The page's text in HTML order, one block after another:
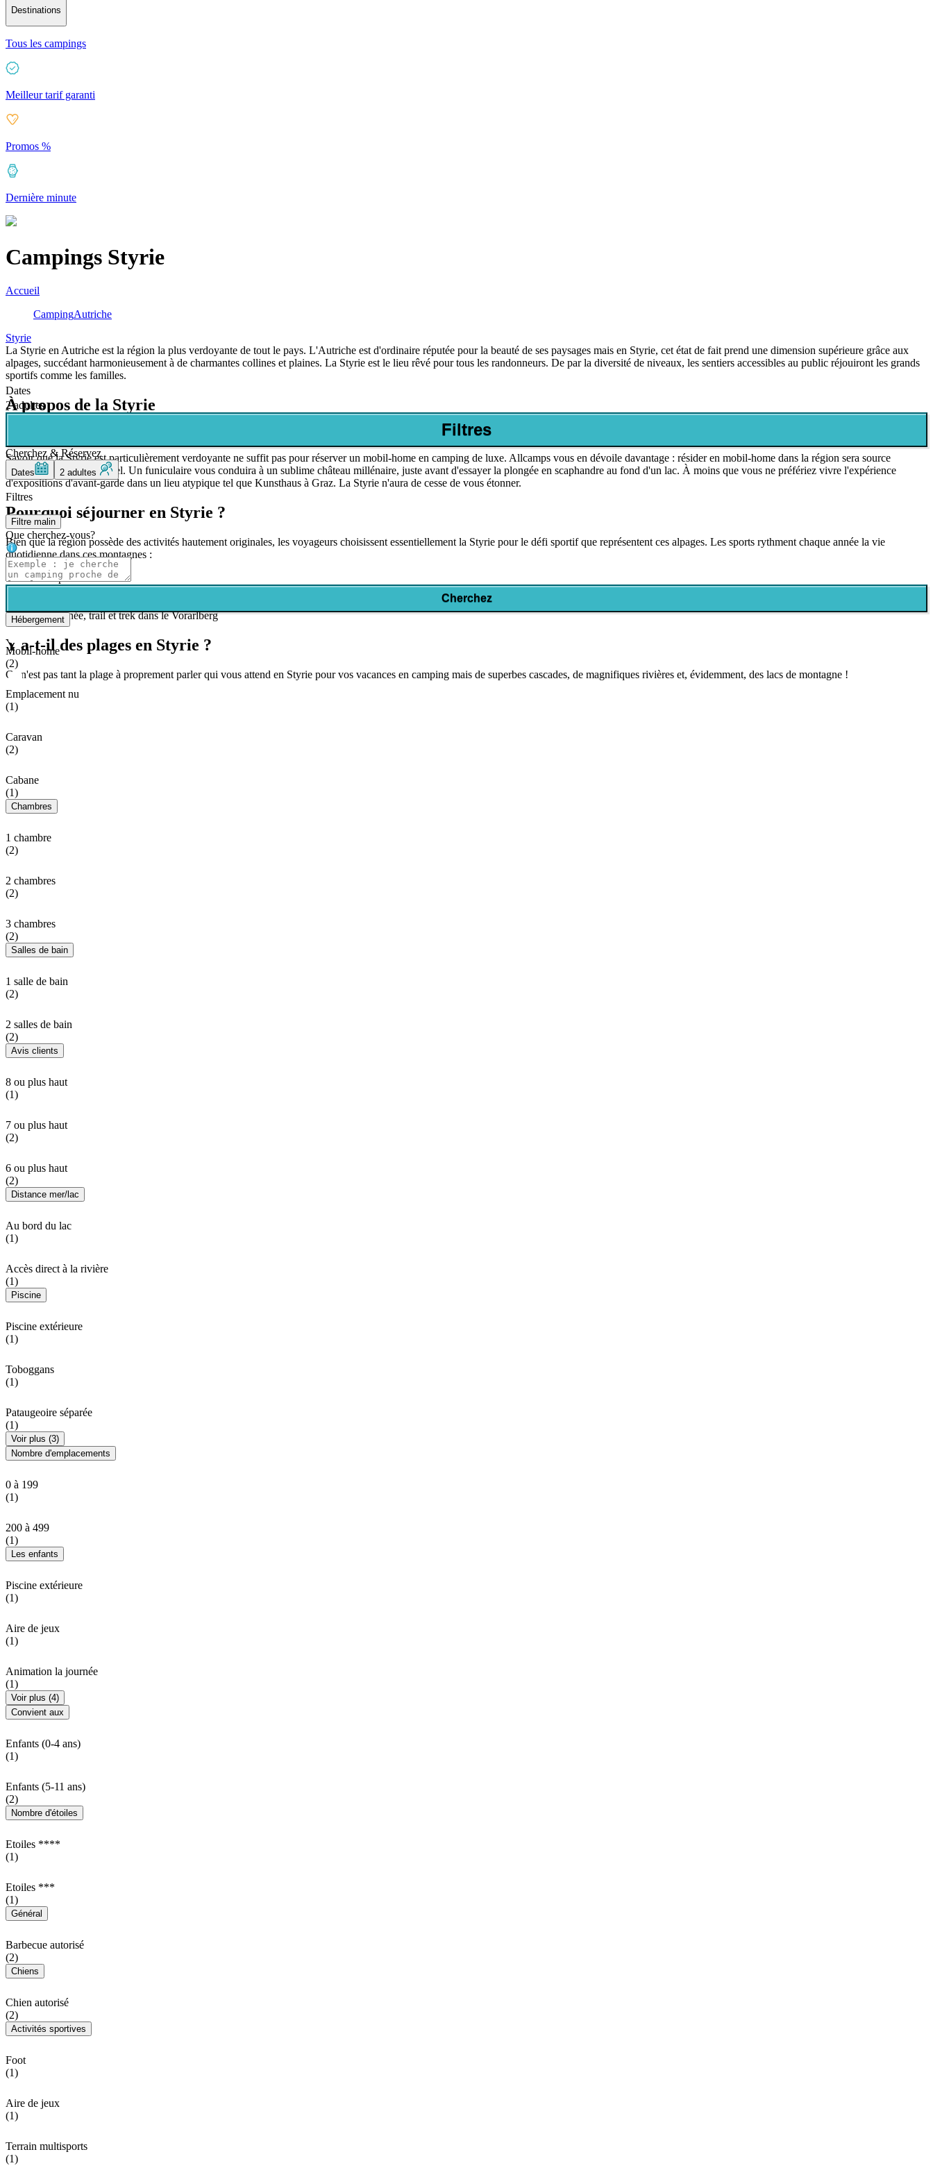
Destinations
Tous les campings
Meilleur tarif garanti
Promos %
Dernière minute
Campings Styrie
Accueil
CampingAutriche
Styrie
La Styrie en Autriche est la région la plus verdoyante de tout le pays. L'Autriche est d'ordinaire réputée pour la beauté de ses paysages mais en Styrie, cet état de fait prend une dimension supérieure grâce aux
alpages, succédant harmonieusement à de charmantes collines et plaines. La Styrie est le lieu rêvé pour tous les randonneurs. De par la diversité de niveaux, les sentiers accessibles au public réjouiront les grands
sportifs comme les familles.
À propos de la Styrie
Savoir que la Styrie est particulièrement verdoyante ne suffit pas pour réserver un mobil-home en camping de luxe. Allcamps vous en dévoile davantage : résider en mobil-home dans la région sera source
d'émerveillement perpétuel. Un funiculaire vous conduira à un sublime château millénaire, juste avant d'essayer la plongée en scaphandre au fond d'un lac. À moins que vous ne préfériez vivre l'expérience
d'expositions d'avant-garde dans un lieu atypique tel que Kunsthaus à Graz. La Styrie n'aura de cesse de vous étonner.
Pourquoi séjourner en Styrie ?
Bien que la région possède des activités hautement originales, les voyageurs choisissent essentiellement la Styrie pour le défi sportif que représentent ces alpages. Les sports rythment chaque année la vie
quotidienne dans ces montagnes :
Ski alpin
Randonnée sur le glacier du Dachstein
Randonnée, trail et trek dans le Vorarlberg
Y a-t-il des plages en Styrie ?
Ce n'est pas tant la plage à proprement parler qui vous attend en Styrie pour vos vacances en camping mais de superbes cascades, de magnifiques rivières et, évidemment, des lacs de montagne !
Dates
2 adultes
Filtres
Cherchez & Réservez
Dates 2 adultes
Filtres
Filtre malin
Que cherchez-vous?
Cherchez
Hébergement
Mobil-home
(2)
Emplacement nu
(1)
Caravan
(2)
Cabane
(1)
Chambres
1 chambre
(2)
2 chambres
(2)
3 chambres
(2)
Salles de bain
1 salle de bain
(2)
2 salles de bain
(2)
Avis clients
8 ou plus haut
(1)
7 ou plus haut
(2)
6 ou plus haut
(2)
Distance mer/lac
Au bord du lac
(1)
Accès direct à la rivière
(1)
Piscine
Piscine extérieure
(1)
Toboggans
(1)
Pataugeoire séparée
(1)
Voir plus (3)
Nombre d'emplacements
0 à 199
(1)
200 à 499
(1)
Les enfants
Piscine extérieure
(1)
Aire de jeux
(1)
Animation la journée
(1)
Voir plus (4)
Convient aux
Enfants (0-4 ans)
(1)
Enfants (5-11 ans)
(2)
Nombre d'étoiles
Etoiles ****
(1)
Etoiles ***
(1)
Général
Barbecue autorisé
(2)
Chiens
Chien autorisé
(2)
Activités sportives
Foot
(1)
Aire de jeux
(1)
Terrain multisports
(1)